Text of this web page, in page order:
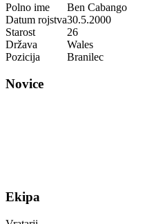
Polno ime
Ben Cabango
Datum rojstva30.5.2000
Starost
26
Država
Wales
Pozicija
Branilec
Novice
Ekipa